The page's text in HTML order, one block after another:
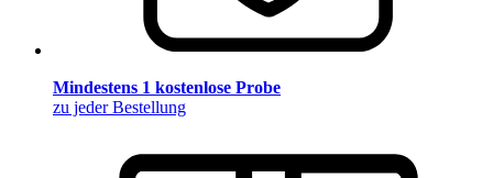
Mindestens 1 kostenlose Probe
zu jeder Bestellung